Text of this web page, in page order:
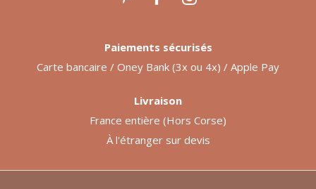
Paiements sécurisés
Carte bancaire / Oney Bank (3x ou 4x) / Apple Pay
Livraison
France entière (Hors Corse)
À l'étranger sur devis